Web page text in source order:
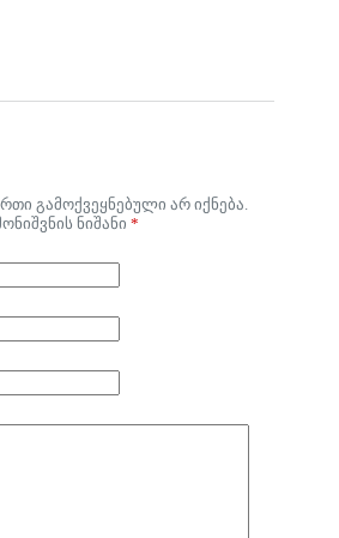
გამოქვეყნებული არ იქნება.
ნიშანი *